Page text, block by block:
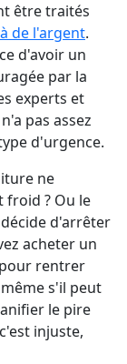
être traités
de l'argent.
d'avoir un
par la
experts et
pas assez
d'urgence.
ne
? Ou le
d'arrêter
acheter un
rentrer
s'il peut
le pire
injuste,